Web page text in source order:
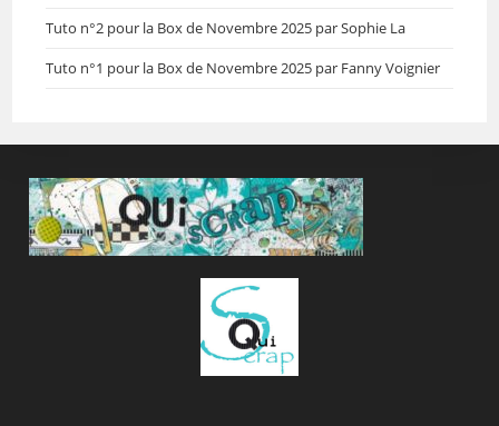
Tuto n°2 pour la Box de Novembre 2025 par Sophie La
Tuto n°1 pour la Box de Novembre 2025 par Fanny Voignier